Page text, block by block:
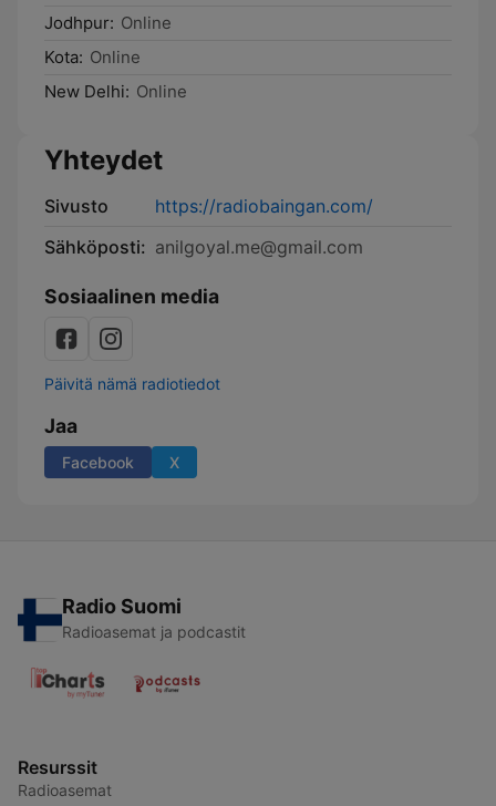
Jodhpur: Online
Kota: Online
New Delhi: Online
Yhteydet
Sivusto
https://radiobaingan.com/
Sähköposti: anilgoyal.me@gmail.com
Sosiaalinen media
Päivitä nämä radiotiedot
Jaa
Facebook X
Radio Suomi
Radioasemat ja podcastit
Resurssit
Radioasemat